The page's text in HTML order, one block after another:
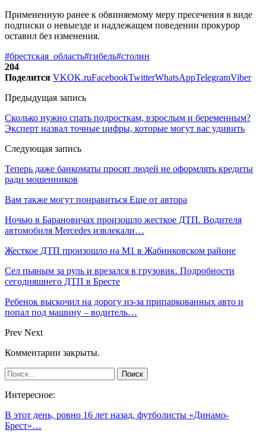
Примененную ранее к обвиняемому меру пресечения в виде
подписки о невыезде и надлежащем поведении прокурор
оставил без изменения.
#брестская_область#гибель#столин
204
Поделится VKOK.ruFacebookTwitterWhatsAppTelegramViber
Предыдущая запись
Сколько нужно спать подросткам, взрослым и беременным?
Эксперт назвал точные цифры, которые могут вас удивить
Следующая запись
Теперь даже банкоматы просят людей не оформлять кредиты
ради мошенников
Вам также могут понравиться Еще от автора
Ночью в Барановичах произошло жесткое ДТП. Водителя
автомобиля Mercedes извлекали…
Жесткое ДТП произошло на М1 в Жабинковском районе
Сел пьяным за руль и врезался в грузовик. Подробности
сегодняшнего ДТП в Бресте
Ребенок выскочил на дорогу из-за припаркованных авто и
попал под машину – водитель…
Prev Next
Комментарии закрыты.
Интересное:
В этот день, ровно 16 лет назад, футболисты «Динамо-
Брест»…